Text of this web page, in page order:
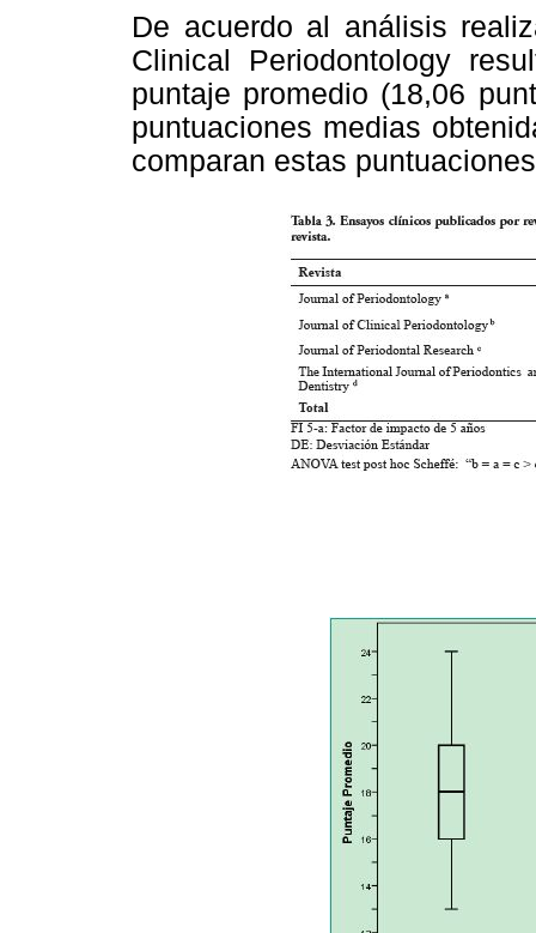
De acuerdo al análisis
Clinical Periodontology
puntaje promedio (18,06
puntuaciones medias
comparan estas